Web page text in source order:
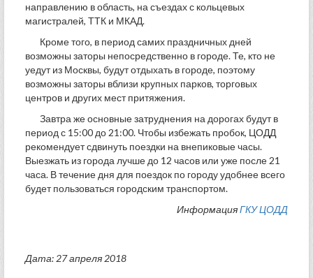
направлению в область, на съездах с кольцевых
магистралей, ТТК и МКАД.
Кроме того, в период самих праздничных дней
возможны заторы непосредственно в городе. Те, кто не
уедут из Москвы, будут отдыхать в городе, поэтому
возможны заторы вблизи крупных парков, торговых
центров и других мест притяжения.
Завтра же основные затруднения на дорогах будут в
период с 15:00 до 21:00. Чтобы избежать пробок, ЦОДД
рекомендует сдвинуть поездки на внепиковые часы.
Выезжать из города лучше до 12 часов или уже после 21
часа. В течение дня для поездок по городу удобнее всего
будет пользоваться городским транспортом.
ИнформацияГКУ ЦОДД
Дата: 27 апреля 2018